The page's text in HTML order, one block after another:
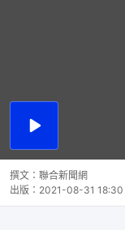
播
撰文： 聯合新聞網
出版： 2021-08-31 18:30